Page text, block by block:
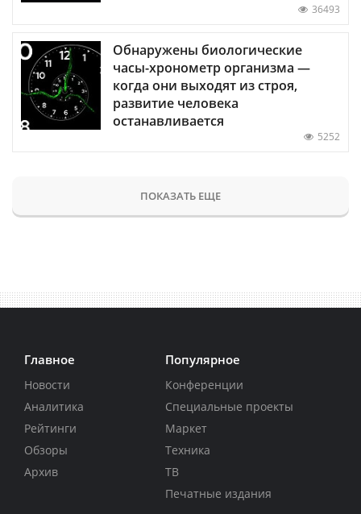
36493
Обнаружены биологические
часы-хронометр организма —
когда они выходят из строя,
развитие человека
останавливается
5252
ПОКАЗАТЬ ЕЩЕ
Главное
Новости
Аналитика
Рейтинги
Обзоры
Архив
Популярное
Конференции
Специальные проекты
Маркет
Техника
ТВ
Печатные издания